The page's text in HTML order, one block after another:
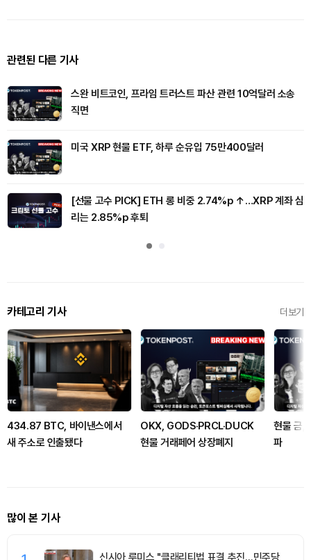
관련된 다른 기사
스완 비트코인, 프라임 트러스트 파산 관련 10억달러 소송
직면
미국 XRP 현물 ETF, 하루 순유입 75만400달러
[선물 고수 PICK] ETH 롱 비중 2.74%p ↑…XRP 계좌 심
리는 2.85%p 후퇴
카테고리 기사 더보기
434.87 BTC, 바이낸스에서
새 주소로 인출됐다
OKX, GODS·PRCL·DUCK
현물 거래페어 상장폐지
현물 금,
파
많이 본 기사
신시아 루미스 "클래리티법 표결 추진…민주당